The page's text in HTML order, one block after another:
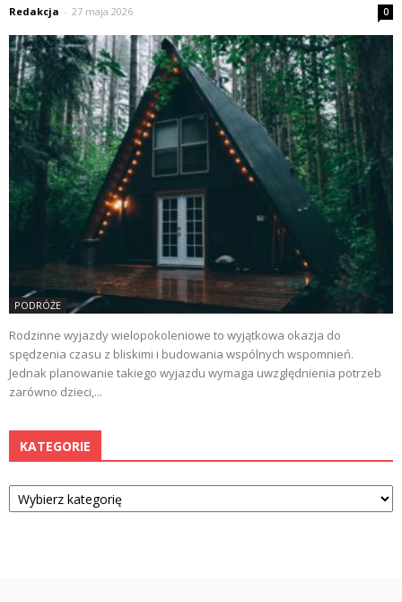
Redakcja - 27 maja 2026 0
PODRÓŻE
Rodzinne wyjazdy wielopokoleniowe to wyjątkowa okazja do
spędzenia czasu z bliskimi i budowania wspólnych wspomnień.
Jednak planowanie takiego wyjazdu wymaga uwzględnienia potrzeb
zarówno dzieci,...
KATEGORIE
Kategorie